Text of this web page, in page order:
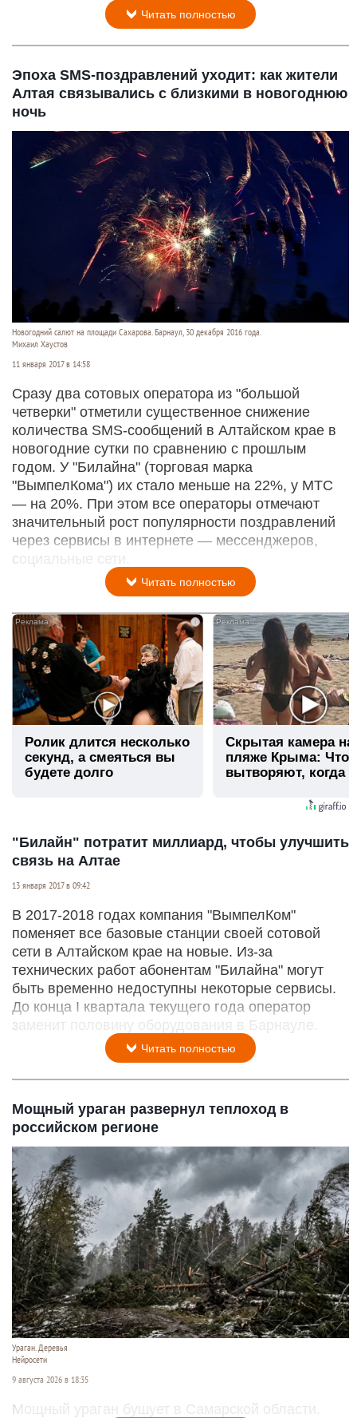
Читать полностью
Эпоха SMS-поздравлений уходит: как жители
Алтая связывались с близкими в новогоднюю
ночь
Новогодний салют на площади Сахарова. Барнаул, 30 декабря 2016 года.
Михаил Хаустов
11 января 2017 в 14:58
Сразу два сотовых оператора из "большой
четверки" отметили существенное снижение
количества SMS-сообщений в Алтайском крае в
новогодние сутки по сравнению с прошлым
годом. У "Билайна" (торговая марка
"ВымпелКома") их стало меньше на 22%, у МТС
— на 20%. При этом все операторы отмечают
значительный рост популярности поздравлений
через сервисы в интернете — мессенджеров,
социальные сети.
Читать полностью
Ролик длится несколько
секунд, а смеяться вы
будете долго
Скрытая камера на
пляже Крыма: Что
вытворяют, когда
"Билайн" потратит миллиард, чтобы улучшить
связь на Алтае
13 января 2017 в 09:42
В 2017-2018 годах компания "ВымпелКом"
поменяет все базовые станции своей сотовой
сети в Алтайском крае на новые. Из-за
технических работ абонентам "Билайна" могут
быть временно недоступны некоторые сервисы.
До конца I квартала текущего года оператор
заменит половину оборудования в Барнауле.
Читать полностью
Мощный ураган развернул теплоход в
российском регионе
Ураган. Деревья
Нейросети
9 августа 2026 в 18:35
Мощный ураган бушует в Самарской области.